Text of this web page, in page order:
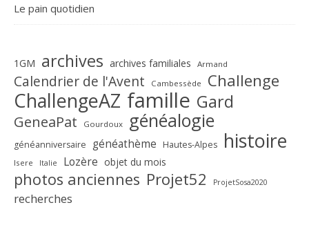
Le pain quotidien
1GM archives archives familiales Armand
Calendrier de l'Avent Cambessède Challenge
ChallengeAZ famille Gard
GeneaPat Gourdoux généalogie
généanniversaire généathème Hautes-Alpes histoire
Isere Italie Lozère objet du mois
photos anciennes Projet52 ProjetSosa2020
recherches